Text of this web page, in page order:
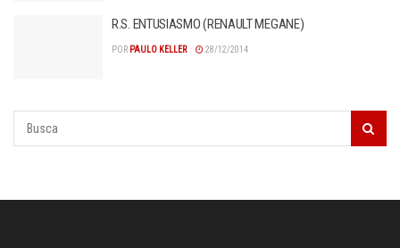
R.S. ENTUSIASMO (RENAULT MEGANE)
POR PAULO KELLER 28/12/2014